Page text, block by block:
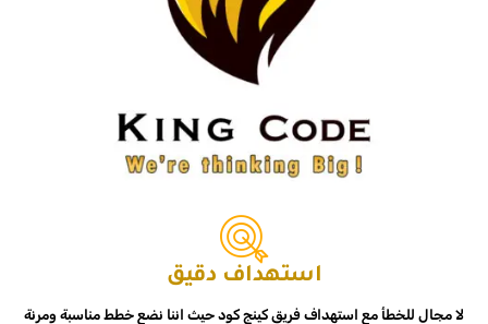
استهداف دقيق
لا مجال للخطأ مع استهداف فريق كينج كود حيث اننا نضع خطط مناسبة ومرنة